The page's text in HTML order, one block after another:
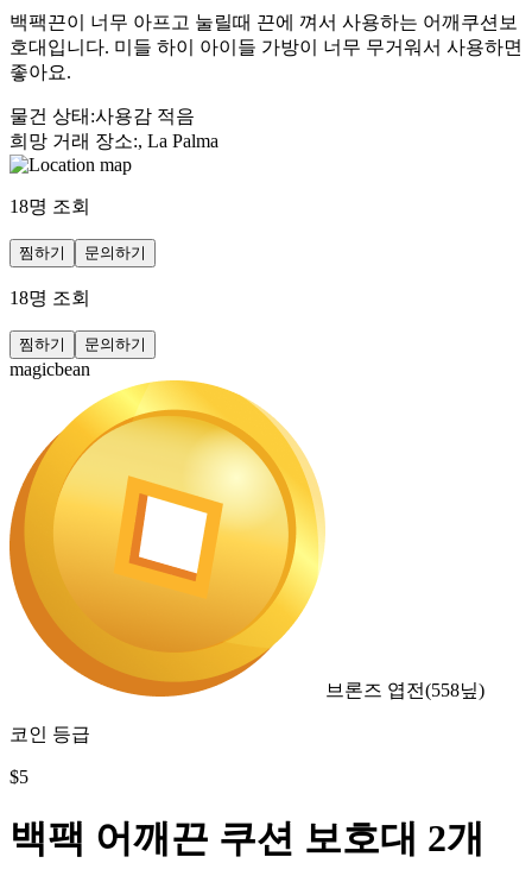
백팩끈이 너무 아프고 눌릴때 끈에 껴서 사용하는 어깨쿠션보
호대입니다. 미들 하이 아이들 가방이 너무 무거워서 사용하면
좋아요.
물건 상태 :사용감 적음
희망 거래 장소:, La Palma
18명 조회
찜하기 문의하기
18명 조회
찜하기 문의하기
magicbean
브론즈 엽전(558닢)
코인 등급
$5
백팩 어깨끈 쿠션 보호대 2개